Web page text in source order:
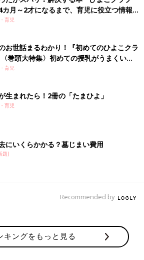
月～2才になるまで、育児に役立つ情報が
育児
お世話まるわかり！『初めてのひよこクラ
巻頭大特集〉初めての授乳がうまくい
い・ミルクの基本と夏のトラブル 解決テ
育児
生まれたら！2冊の「たまひよ」
育児
にいくらかかる？墓じまい費用
題)
Recommended by
キングをもっと見る